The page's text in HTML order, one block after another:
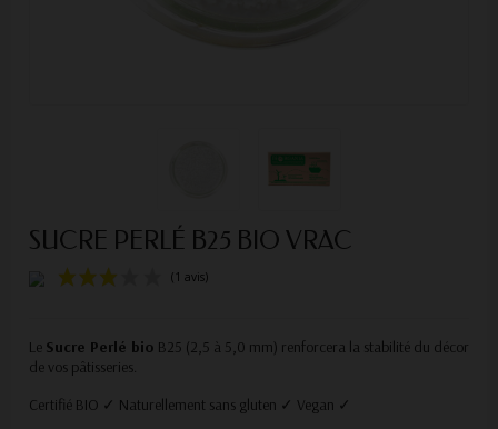
SUCRE PERLÉ B25 BIO VRAC
(1 avis)
Le Sucre Perlé bio B25 (2,5 à 5,0 mm) renforcera la stabilité du décor
de vos pâtisseries.
Certifié BIO ✓ Naturellement sans gluten ✓ Vegan ✓